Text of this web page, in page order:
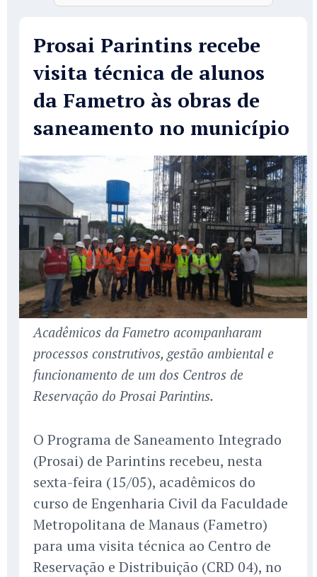
Prosai Parintins recebe
visita técnica de alunos
da Fametro às obras de
saneamento no município
Acadêmicos da Fametro acompanharam
processos construtivos, gestão ambiental e
funcionamento de um dos Centros de
Reservação do Prosai Parintins.
O Programa de Saneamento Integrado
(Prosai) de Parintins recebeu, nesta
sexta-feira (15/05), acadêmicos do
curso de Engenharia Civil da Faculdade
Metropolitana de Manaus (Fametro)
para uma visita técnica ao Centro de
Reservação e Distribuição (CRD 04), no